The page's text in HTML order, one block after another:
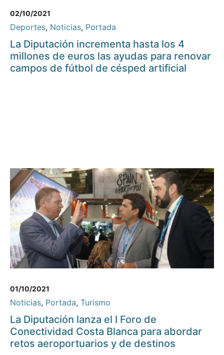
02/10/2021
Deportes, Noticias, Portada
La Diputación incrementa hasta los 4
millones de euros las ayudas para renovar
campos de fútbol de césped artificial
01/10/2021
Noticias, Portada, Turismo
La Diputación lanza el I Foro de
Conectividad Costa Blanca para abordar
retos aeroportuarios y de destinos